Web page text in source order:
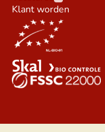
Klant worden